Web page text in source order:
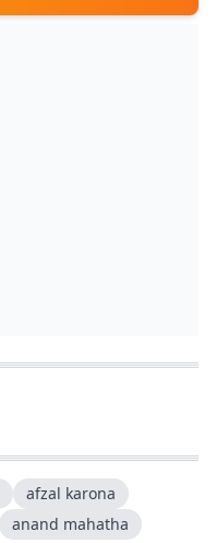
afzal karona
anand mahatha